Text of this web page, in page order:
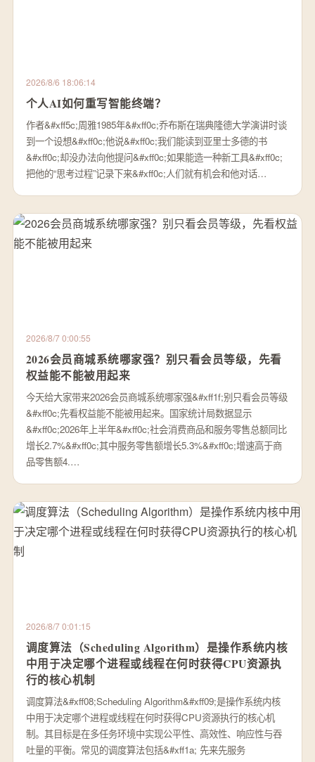
2026/8/6 18:06:14
个人AI如何重写智能终端？
作者&#xff5c;周雅1985年&#xff0c;乔布斯在瑞典隆德大学演讲时谈
到一个设想&#xff0c;他说&#xff0c;我们能读到亚里士多德的书
&#xff0c;却没办法向他提问&#xff0c;如果能造一种新工具&#xff0c;
把他的“思考过程”记录下来&#xff0c;人们就有机会和他对话…
2026/8/7 0:00:55
2026会员商城系统哪家强？别只看会员等级，先看
权益能不能被用起来
今天给大家带来2026会员商城系统哪家强&#xff1f;别只看会员等级
&#xff0c;先看权益能不能被用起来。国家统计局数据显示
&#xff0c;2026年上半年&#xff0c;社会消费商品和服务零售总额同比
增长2.7%&#xff0c;其中服务零售额增长5.3%&#xff0c;增速高于商
品零售额4.…
2026/8/7 0:01:15
调度算法（Scheduling Algorithm）是操作系统内核
中用于决定哪个进程或线程在何时获得CPU资源执
行的核心机制
调度算法&#xff08;Scheduling Algorithm&#xff09;是操作系统内核
中用于决定哪个进程或线程在何时获得CPU资源执行的核心机
制。其目标是在多任务环境中实现公平性、高效性、响应性与吞
吐量的平衡。常见的调度算法包括&#xff1a; 先来先服务